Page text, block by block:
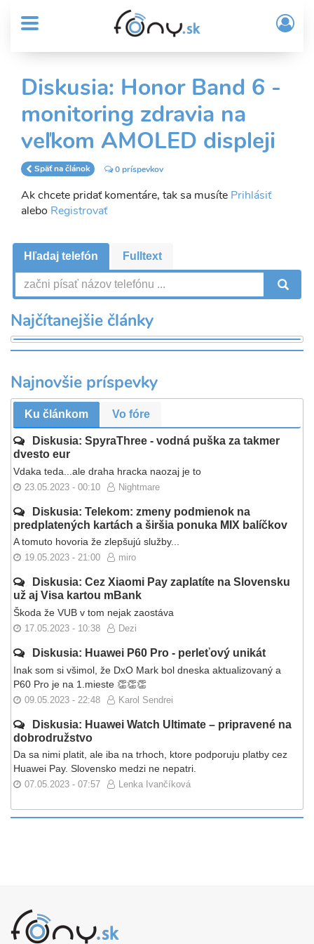
obsah
MENU
Sub
Header
menu
User
account
menu
/
Diskusia: Honor Band 6 -
monitoring zdravia na
veľkom AMOLED displeji
Späť na článok 0 príspevkov
Ak chcete pridať komentáre, tak sa musíte Prihlásiť
alebo Registrovať
Hľadaj telefón Fulltext
Najčítanejšie články
Najnovšie príspevky
Ku článkom Vo fóre
Diskusia: SpyraThree - vodná puška za takmer
dvesto eur
Vdaka teda...ale draha hracka naozaj je to
23.05.2023 - 00:10 Nightmare
Diskusia: Telekom: zmeny podmienok na
predplatených kartách a širšia ponuka MIX balíčkov
A tomuto hovoria že zlepšujú služby...
19.05.2023 - 21:00 miro
Diskusia: Cez Xiaomi Pay zaplatíte na Slovensku
už aj Visa kartou mBank
Škoda že VUB v tom nejak zaostáva
17.05.2023 - 10:38 Dezi
Diskusia: Huawei P60 Pro - perleťový unikát
Inak som si všimol, že DxO Mark bol dneska aktualizovaný a
P60 Pro je na 1.mieste 👏👏👏
09.05.2023 - 22:48 Karol Sendrei
Diskusia: Huawei Watch Ultimate – pripravené na
dobrodružstvo
Da sa nimi platit, ale iba na trhoch, ktore podporuju platby cez
Huawei Pay. Slovensko medzi ne nepatri.
07.05.2023 - 07:57 Lenka Ivančíková